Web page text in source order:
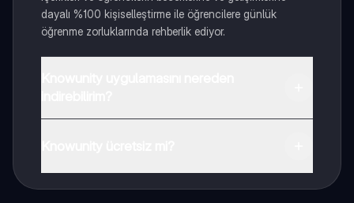
dayalı %100 kişiselleştirme ile öğrencilere günlük
öğrenme zorluklarında rehberlik ediyor.